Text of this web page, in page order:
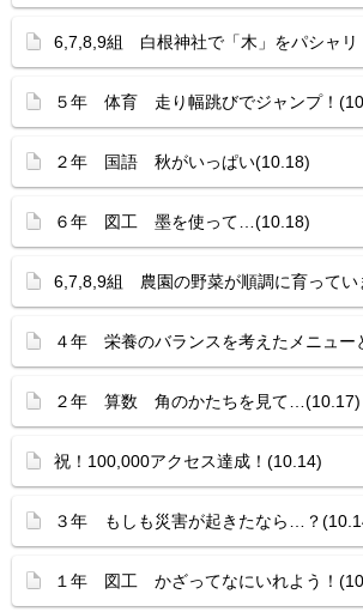
6,7,8,9組 白根神社で「木」をパシャリ
５年 体育 走り幅跳びでジャンプ！
２年 国語 秋がいっぱい(10.18)
６年 図工 墨を使って…(10.18)
6,7,8,9組 農園の野菜が順調に育ってい
４年 栄養のバランスを考えたメニュー
２年 算数 角のかたちを見て…(10.17)
祝！100,000アクセス達成！(10.14)
３年 もしも災害が起きたなら…？
１年 図工 かざってなにいれよう！